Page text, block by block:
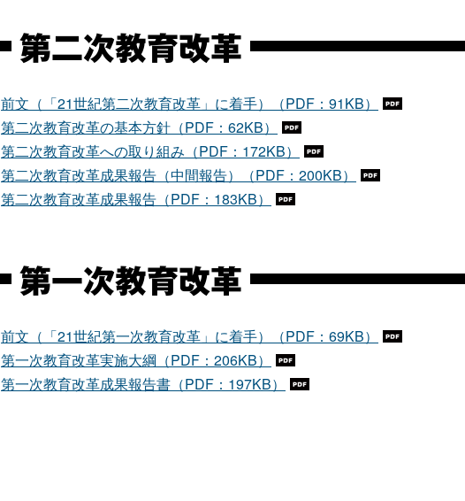
第二次教育改革
前文（「21世紀第二次教育改革」に着手）（PDF：91KB）
第二次教育改革の基本方針（PDF：62KB）
第二次教育改革への取り組み（PDF：172KB）
第二次教育改革成果報告（中間報告）（PDF：200KB）
第二次教育改革成果報告（PDF：183KB）
第一次教育改革
前文（「21世紀第一次教育改革」に着手）（PDF：69KB）
第一次教育改革実施大綱（PDF：206KB）
第一次教育改革成果報告書（PDF：197KB）